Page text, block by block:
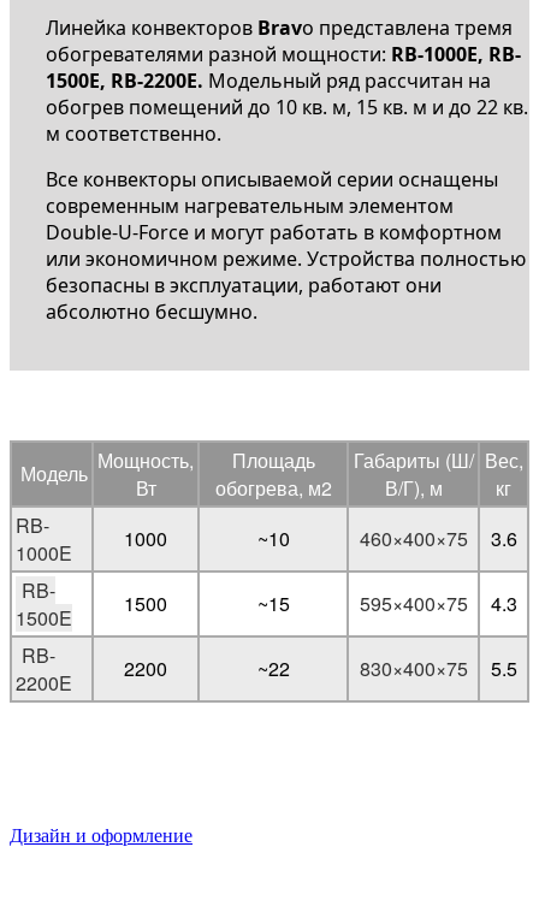
Линейка конвекторов Bravo представлена тремя
обогревателями разной мощности: RB-1000E, RB-
1500E, RB-2200E. Модельный ряд рассчитан на
обогрев помещений до 10 кв. м, 15 кв. м и до 22 кв.
м соответственно.
Все конвекторы описываемой серии оснащены
современным нагревательным элементом
Double-U-Force и могут работать в комфортном
или экономичном режиме. Устройства полностью
безопасны в эксплуатации, работают они
абсолютно бесшумно.
Модель Мощность,
Вт
Площадь
обогрева, м2
Габариты (Ш/
В/Г), м
Вес,
кг
RB-
1000E
1000 ~10 460×400×75
3.6
RB-
1500E
1500 ~15 595×400×75
4.3
RB-
2200E
2200 ~22 830×400×75 5.5
Дизайн и оформление